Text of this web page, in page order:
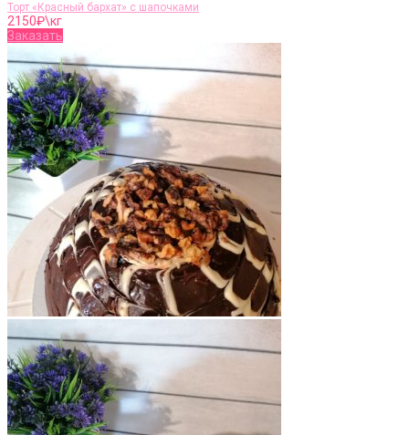
Торт «Красный бархат» с шапочками
2150₽\кг
Заказать